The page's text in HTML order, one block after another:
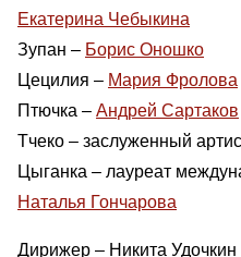
Екатерина Чебыкина
Зупан – Борис Оношко
Цецилия – Мария Фролова
Птючка – Андрей Сартаков
Тчеко – заслуженный
Цыганка – лауреат
Наталья Гончарова
Дирижер – Никита Удочкин